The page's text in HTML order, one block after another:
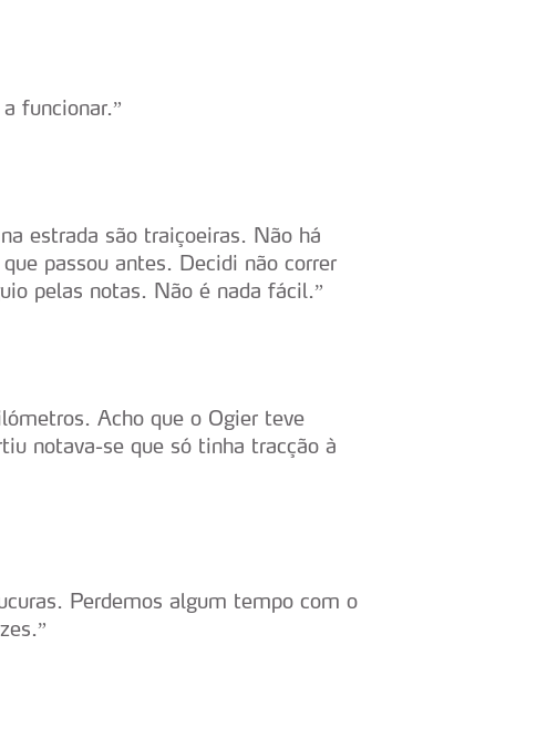
funcionar.”
estrada são traiçoeiras. Não há
passou antes. Decidi não correr
pelas notas. Não é nada fácil.”
Acho que o Ogier teve
notava-se que só tinha tracção à
Perdemos algum tempo com o